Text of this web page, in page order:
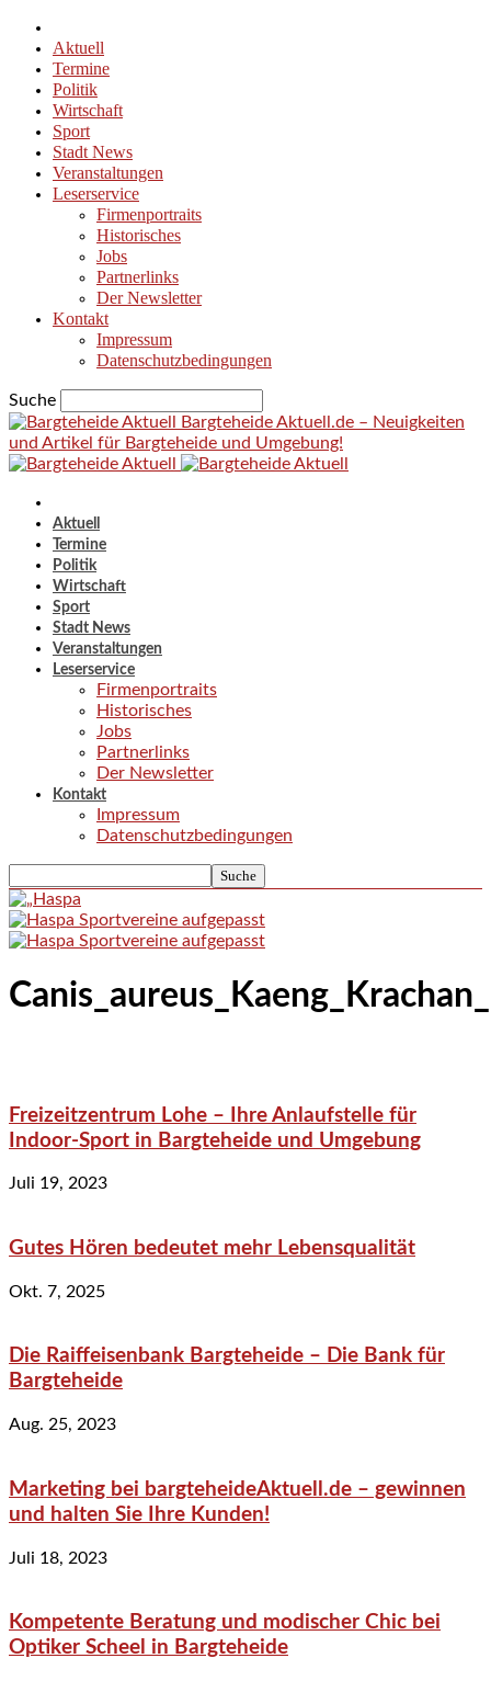
Aktuell
Termine
Politik
Wirtschaft
Sport
Stadt News
Veranstaltungen
Leserservice
Firmenportraits
Historisches
Jobs
Partnerlinks
Der Newsletter
Kontakt
Impressum
Datenschutzbedingungen
Suche
Bargteheide Aktuell.de – Neuigkeiten
und Artikel für Bargteheide und Umgebung!
Aktuell
Termine
Politik
Wirtschaft
Sport
Stadt News
Veranstaltungen
Leserservice
Firmenportraits
Historisches
Jobs
Partnerlinks
Der Newsletter
Kontakt
Impressum
Datenschutzbedingungen
Freizeitzentrum Lohe – Ihre Anlaufstelle für
Indoor-Sport in Bargteheide und Umgebung
Juli 19, 2023
Gutes Hören bedeutet mehr Lebensqualität
Okt. 7, 2025
Die Raiffeisenbank Bargteheide – Die Bank für
Bargteheide
Aug. 25, 2023
Marketing bei bargteheideAktuell.de – gewinnen
und halten Sie Ihre Kunden!
Juli 18, 2023
Kompetente Beratung und modischer Chic bei
Optiker Scheel in Bargteheide